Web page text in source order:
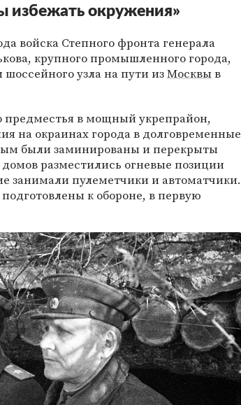
избежать окружения»
войска Степного фронта генерала
крупного промышленного города,
узла на пути изМосквыв
предместья в мощный укрепрайон,
на окраинах города в долговременные
были заминированы и перекрыты
разместились огневые позиции
занимали пулеметчики и автоматчики.
к обороне, в первую